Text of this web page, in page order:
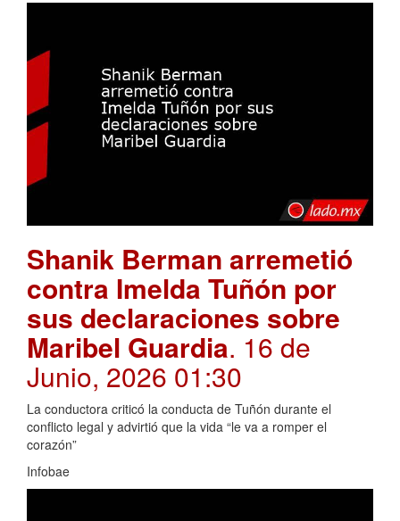
Shanik Berman arremetió
contra Imelda Tuñón por
sus declaraciones sobre
Maribel Guardia. 16 de
Junio, 2026 01:30
La conductora criticó la conducta de Tuñón durante el
conflicto legal y advirtió que la vida “le va a romper el
corazón”
Infobae